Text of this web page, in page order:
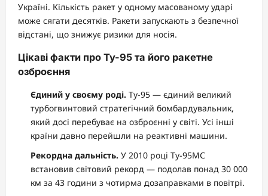
Україні. Кількість ракет у одному масованому ударі
може сягати десятків. Ракети запускають з безпечної
відстані, що знижує ризики для носія.
Цікаві факти про Ту-95 та його ракетне
озброєння
Єдиний у своєму роді. Ту-95 — єдиний великий
турбогвинтовий стратегічний бомбардувальник,
який досі перебуває на озброєнні у світі. Усі інші
країни давно перейшли на реактивні машини.
Рекордна дальність. У 2010 році Ту-95МС
встановив світовий рекорд — подолав понад 30 000
км за 43 години з чотирма дозаправками в повітрі.